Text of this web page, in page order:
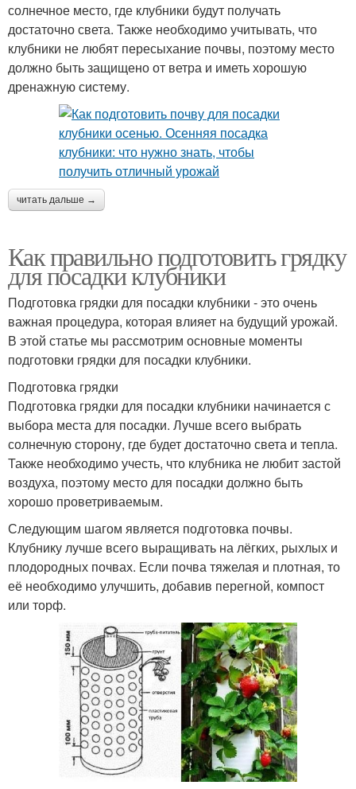
солнечное место, где клубники будут получать
достаточно света. Также необходимо учитывать, что
клубники не любят пересыхание почвы, поэтому место
должно быть защищено от ветра и иметь хорошую
дренажную систему.
читать дальше →
Как правильно подготовить грядку
для посадки клубники
Подготовка грядки для посадки клубники - это очень
важная процедура, которая влияет на будущий урожай.
В этой статье мы рассмотрим основные моменты
подготовки грядки для посадки клубники.
Подготовка грядки
Подготовка грядки для посадки клубники начинается с
выбора места для посадки. Лучше всего выбрать
солнечную сторону, где будет достаточно света и тепла.
Также необходимо учесть, что клубника не любит застой
воздуха, поэтому место для посадки должно быть
хорошо проветриваемым.
Следующим шагом является подготовка почвы.
Клубнику лучше всего выращивать на лёгких, рыхлых и
плодородных почвах. Если почва тяжелая и плотная, то
её необходимо улучшить, добавив перегной, компост
или торф.